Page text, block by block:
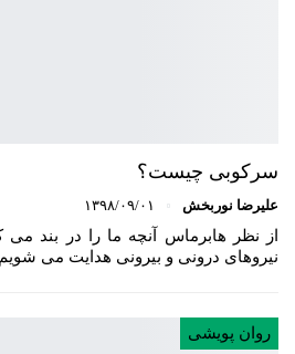
سرکوبی چیست؟
علیرضا نوربخش ۱۳۹۸/۰۹/۰۱
از نظر هابرماس آنچه ما را در بند
نیروهای درونی و بیرونی هدایت می ­شویم
روان پویشی